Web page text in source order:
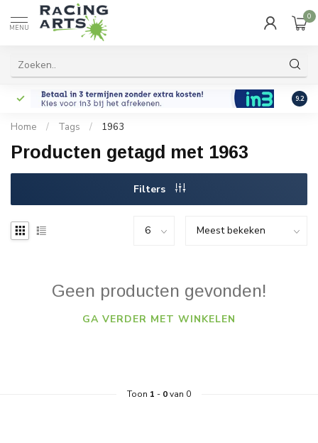
MENU
0
9.2
Home / Tags / 1963
Producten getagd met 1963
Filters
Geen producten gevonden!
GA VERDER MET WINKELEN
Toon 1 - 0van 0